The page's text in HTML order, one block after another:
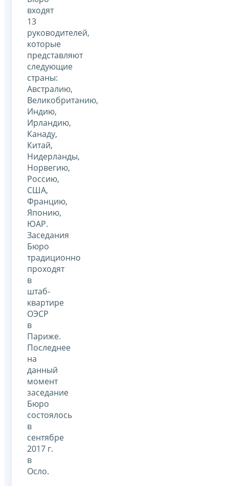
входят
13
руководителей,
которые
представляют
следующие
страны:
Австралию,
Великобританию,
Индию,
Ирландию,
Канаду,
Китай,
Нидерланды,
Норвегию,
Россию,
США,
Францию,
Японию,
ЮАР.
Заседания
Бюро
традиционно
проходят
в
штаб-
квартире
ОЭСР
в
Париже.
Последнее
на
данный
момент
заседание
Бюро
состоялось
в
сентябре
2017 г.
в
Осло.